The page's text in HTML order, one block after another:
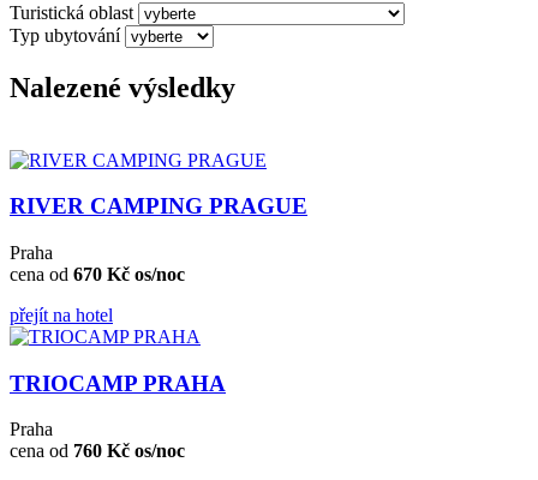
Turistická oblast
Typ ubytování
Nalezené výsledky
RIVER CAMPING PRAGUE
Praha
cena od 670 Kč os/noc
přejít na hotel
TRIOCAMP PRAHA
Praha
cena od 760 Kč os/noc